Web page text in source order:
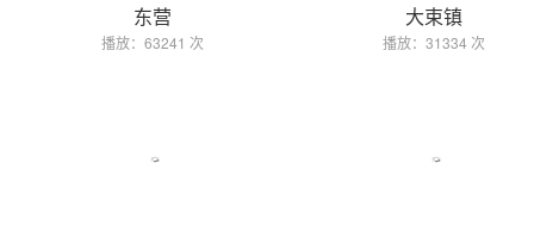
东营
播放：63241 次
大束镇
播放：31334 次